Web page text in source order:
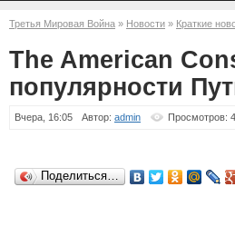
Третья Мировая Война » Новости » Краткие
Западе
The American
популярности
Вчера, 16:05 Автор: admin Просмотров:
Поделиться…